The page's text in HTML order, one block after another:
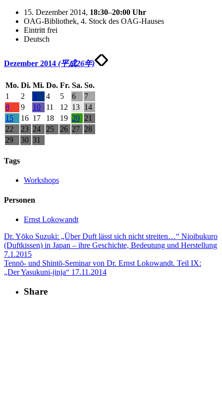
15. Dezember 2014, 18:30–20:00 Uhr
OAG-Bibliothek, 4. Stock des OAG-Hauses
Eintritt frei
Deutsch
Dezember 2014 (平成26年)
Mo. Di. Mi. Do. Fr. Sa. So.
1
2 3 4 5 6
7
8
9 10 11 12 13 14
15
16 17 18 19 20 21
22
23 24 25 26 27 28
29
30 31
Tags
Workshops
Personen
Ernst Lokowandt
Dr. Yōko Suzuki: „Über Duft lässt sich nicht streiten…“ Nioibukuro
(Duftkissen) in Japan – ihre Geschichte, Bedeutung und Herstellung
7.1.2015
Tennō- und Shintō-Seminar von Dr. Ernst Lokowandt. Teil IX:
„Der Yasukuni-jinja“ 17.11.2014
Share